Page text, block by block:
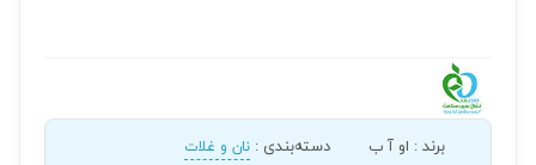
برند: او آ ب دسته‌بندی : نان و غلات